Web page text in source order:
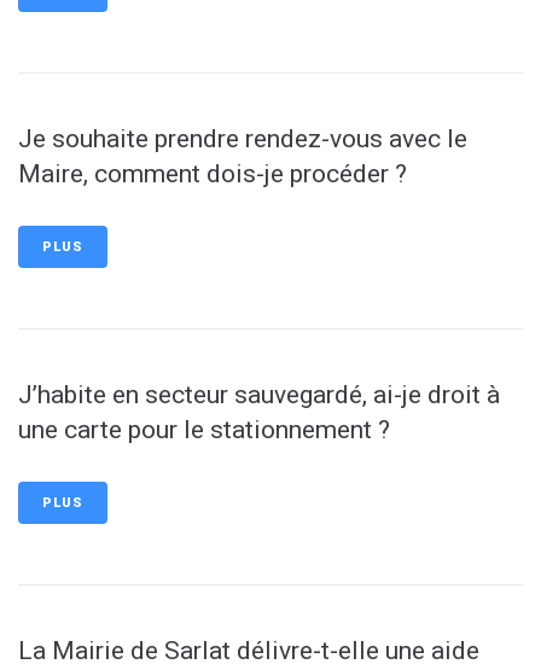
Je souhaite prendre rendez-vous avec le
Maire, comment dois-je procéder ?
PLUS
J’habite en secteur sauvegardé, ai-je droit à
une carte pour le stationnement ?
PLUS
La Mairie de Sarlat délivre-t-elle une aide